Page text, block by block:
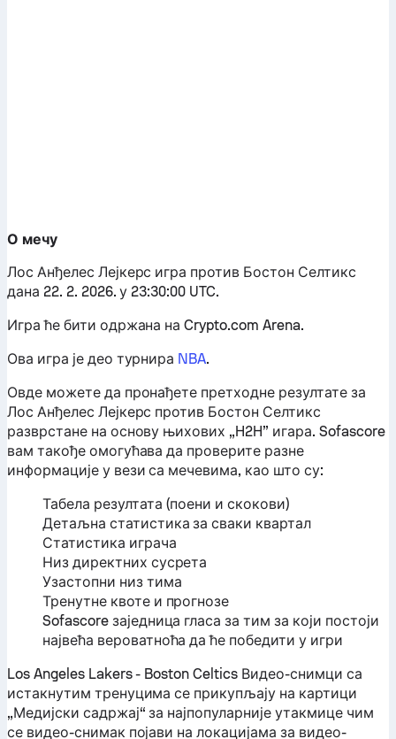
О мечу
Лос Анђелес Лејкерс игра против Бостон Селтикс
дана 22. 2. 2026. у 23:30:00 UTC.
Игра ће бити одржана на Crypto.com Arena.
Ова игра је део турнира NBA.
Овде можете да пронађете претходне резултате за
Лос Анђелес Лејкерс против Бостон Селтикс
разврстане на основу њихових „H2H” игара. Sofascore
вам такође омогућава да проверите разне
информације у вези са мечевима, као што су:
Табела резултата (поени и скокови)
Детаљна статистика за сваки квартал
Статистика играча
Низ директних сусрета
Узастопни низ тима
Тренутне квоте и прогнозе
Sofascore заједница гласа за тим за који постоји
највећа вероватноћа да ће победити у игри
Los Angeles Lakers - Boston Celtics Видео-снимци са
истакнутим тренуцима се прикупљају на картици
„Медијски садржај“ за најпопуларније утакмице чим
се видео-снимак појави на локацијама за видео-